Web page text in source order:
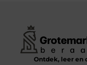
Ontdek, leer en